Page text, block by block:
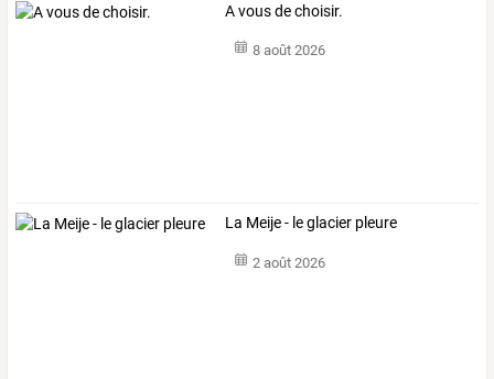
A vous de choisir.
8 août 2026
La Meije - le glacier pleure
2 août 2026